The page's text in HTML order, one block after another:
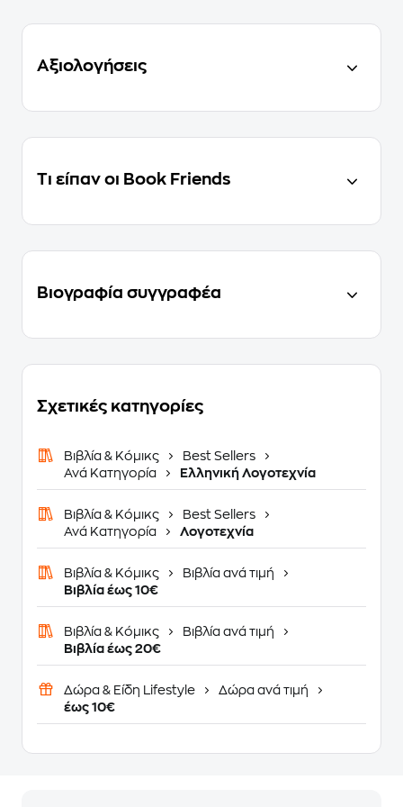
Αξιολογήσεις
Τι είπαν οι Book Friends
Βιογραφία συγγραφέα
Σχετικές κατηγορίες
Βιβλία & Κόμικς
Best Sellers
Ανά Κατηγορία
Ελληνική Λογοτεχνία
Βιβλία & Κόμικς
Best Sellers
Ανά Κατηγορία
Λογοτεχνία
Βιβλία & Κόμικς
Βιβλία ανά τιμή
Βιβλία έως 10€
Βιβλία & Κόμικς
Βιβλία ανά τιμή
Βιβλία έως 20€
Δώρα & Είδη Lifestyle
Δώρα ανά τιμή
έως 10€